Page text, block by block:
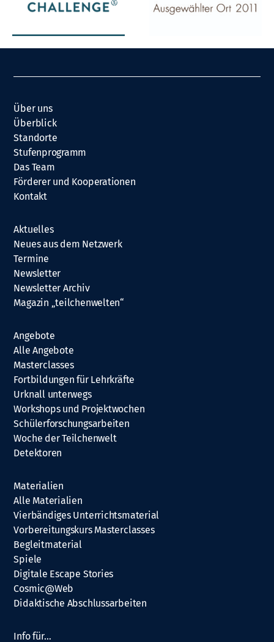
Über uns
Überblick
Standorte
Stufenprogramm
Das Team
Förderer und Kooperationen
Kontakt
Aktuelles
Neues aus dem Netzwerk
Termine
Newsletter
Newsletter Archiv
Magazin „teilchenwelten“
Angebote
Alle Angebote
Masterclasses
Fortbildungen für Lehrkräfte
Urknall unterwegs
Workshops und Projektwochen
Schülerforschungsarbeiten
Woche der Teilchenwelt
Detektoren
Materialien
Alle Materialien
Vierbändiges Unterrichtsmaterial
Vorbereitungskurs Masterclasses
Begleitmaterial
Spiele
Digitale Escape Stories
Cosmic@Web
Didaktische Abschlussarbeiten
Info für…